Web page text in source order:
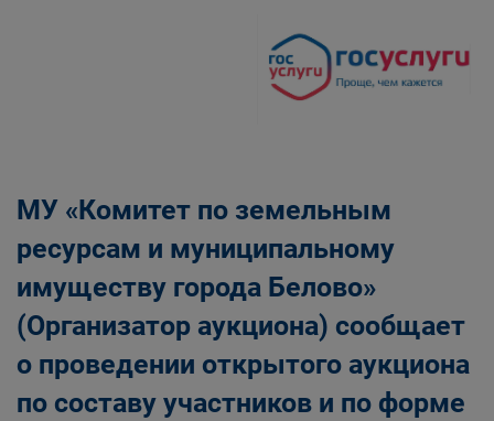
Беловского городского
Беловского городского округа
Управление по земельным ресурсам и
муниципальному имуществу Администрации
Беловского городского округа
МУ «Комитет по земельным
ресурсам и муниципальному
имуществу города Белово»
(Организатор аукциона) сообщает
о проведении открытого аукциона
по составу участников и по форме